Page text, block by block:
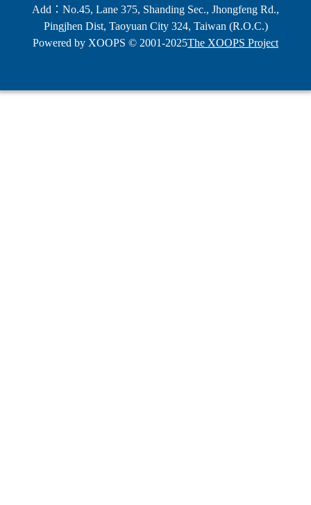
Add：No.45, Lane 375, Shanding Sec., Jhongfeng Rd.,
Pingjhen Dist, Taoyuan City 324, Taiwan (R.O.C.)
Powered by XOOPS © 2001-2025The XOOPS Project